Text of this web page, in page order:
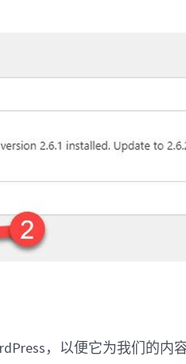
，以便它为我们的内